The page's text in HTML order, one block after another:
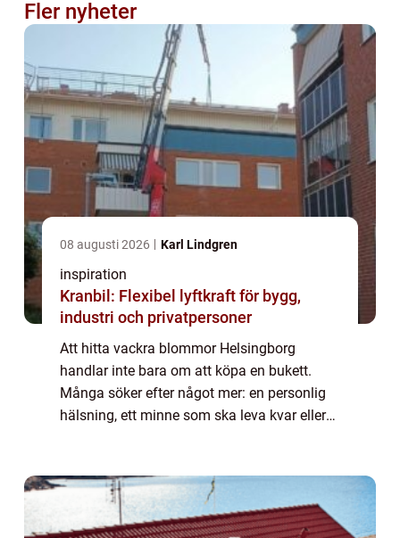
Fler nyheter
08 augusti 2026 Karl Lindgren
inspiration
Kranbil: Flexibel lyftkraft för bygg,
industri och privatpersoner
Att hitta vackra blommor Helsingborg
handlar inte bara om att köpa en bukett.
Många söker efter något mer: en personlig
hälsning, ett minne som ska leva kvar eller